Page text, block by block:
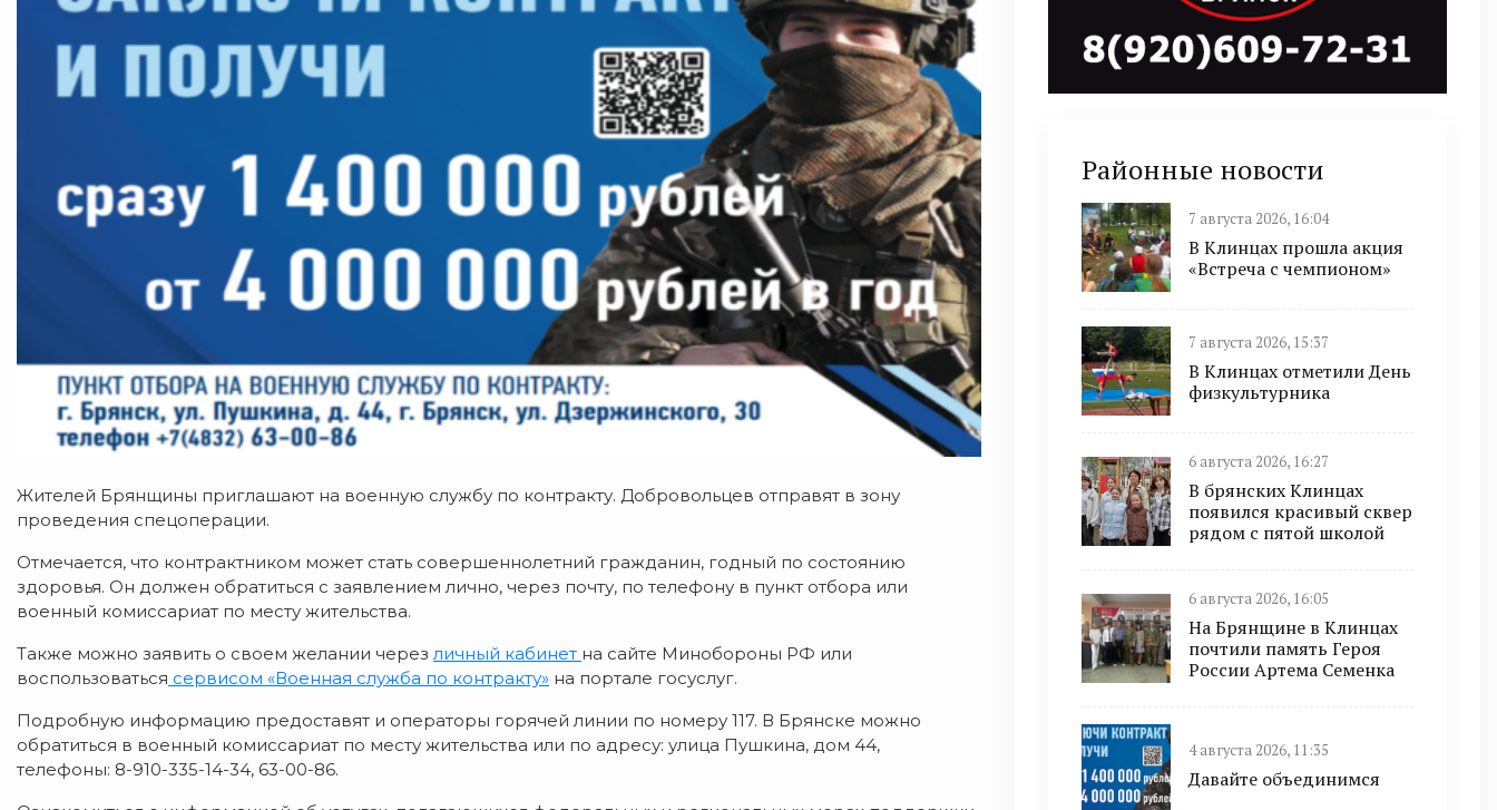
Жителей Брянщины приглашают на военную службу по контракту. Добровольцев отправят в зону
проведения спецоперации.
Отмечается, что контрактником может стать совершеннолетний гражданин, годный по состоянию
здоровья. Он должен обратиться с заявлением лично, через почту, по телефону в пункт отбора или
военный комиссариат по месту жительства.
Также можно заявить о своем желании через личный кабинет на сайте Минобороны РФ или
воспользоваться сервисом «Военная служба по контракту» на портале госуслуг.
Подробную информацию предоставят и операторы горячей линии по номеру 117. В Брянске можно
обратиться в военный комиссариат по месту жительства или по адресу: улица Пушкина, дом 44,
телефоны: 8-910-335-14-34, 63-00-86.
Районные новости
7 августа 2026, 16:04
В Клинцах прошла акция
«Встреча с чемпионом»
7 августа 2026, 15:37
В Клинцах отметили День
физкультурника
6 августа 2026, 16:27
В брянских Клинцах
появился красивый сквер
рядом с пятой школой
6 августа 2026, 16:05
На Брянщине в Клинцах
почтили память Героя
России Артема Семенка
4 августа 2026, 11:35
Давайте объединимся